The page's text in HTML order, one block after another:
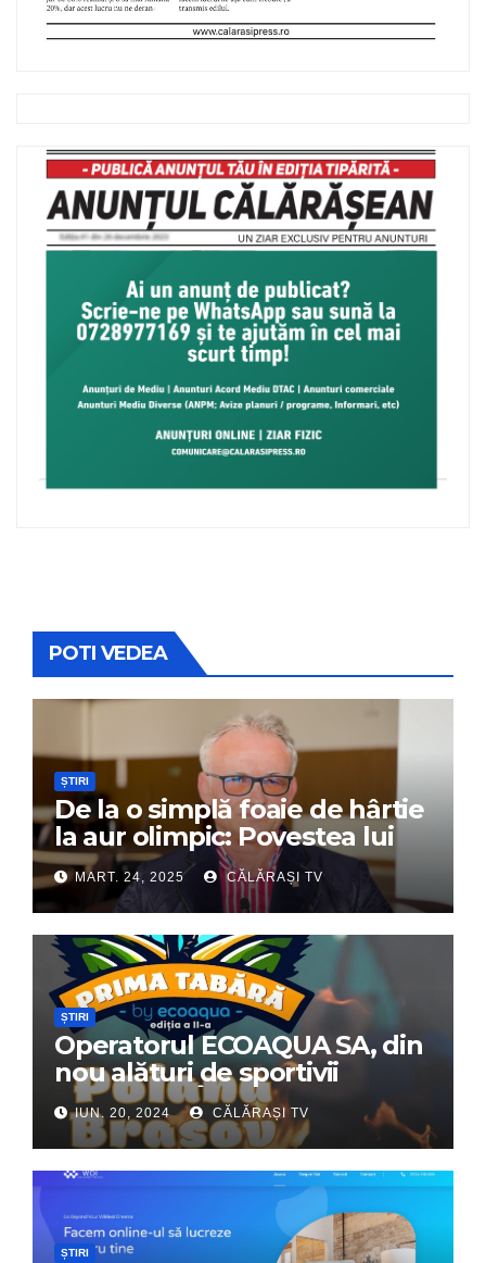
POTI VEDEA
ȘTIRI
De la o simplă foaie de hârtie
la aur olimpic: Povestea lui
Dumitru Chirilă
MART. 24, 2025 CĂLĂRAȘI TV
ȘTIRI
Operatorul ECOAQUA SA, din
nou alături de sportivii
călărășeni. Începe „Prima
Tabără”!
IUN. 20, 2024 CĂLĂRAȘI TV
ȘTIRI